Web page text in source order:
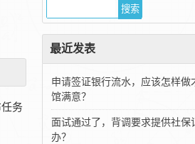
务
最近发表
申请签证银行流水，应该怎样做
馆满意？
面试通过了，背调要求提供社保
办？